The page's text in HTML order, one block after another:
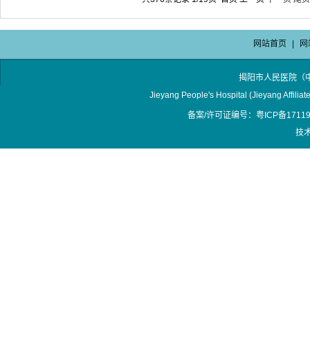
网站首页
揭阳市人民医院
Jieyang People's Hospital (Jieyang
备案/许可证编号：粤ICP备
技